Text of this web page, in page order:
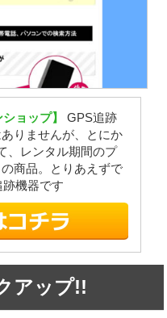
ョップ】
GPS追跡
りませんが、とにか
、レンタル期間のプ
商品。とりあえずで
機器です
アップ!!